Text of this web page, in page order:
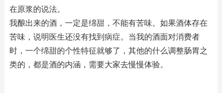
在原浆的说法。
我酿出来的酒，一定是绵甜，不能有苦味。如果酒体存在
苦味，说明医生还没有找到病症。当我的酒面对消费者
时，一个绵甜的个性特征就够了，其他的什么调整肠胃之
类的，都是酒的内涵，需要大家去慢慢体验。